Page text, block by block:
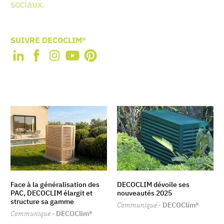
sociaux.
SUIVRE DECOCLIM®
Face à la généralisation des
PAC, DECOCLIM élargit et
structure sa gamme
Communiqué · DECOClim®
DECOCLIM dévoile ses
nouveautés 2025
Communiqué · DECOClim®